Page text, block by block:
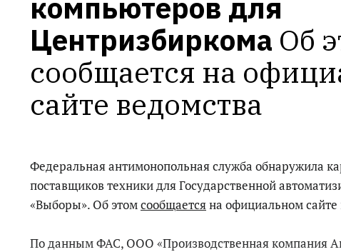
компьютеров для
Центризбиркома Об
сообщается на
сайте ведомства
Федеральная антимонопольная служба обнаружила
поставщиков техники для Государственной
«Выборы». Об этомсообщаетсяна официальном сайте
По данным ФАС, ООО «Производственная компания